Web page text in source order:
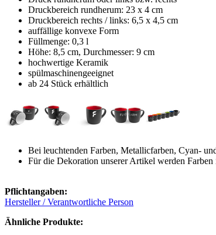
Druckbereich rundherum: 23 x 4 cm
Druckbereich rechts / links: 6,5 x 4,5 cm
auffällige konvexe Form
Füllmenge: 0,3 l
Höhe: 8,5 cm, Durchmesser: 9 cm
hochwertige Keramik
spülmaschinengeeignet
ab 24 Stück erhältlich
Bei leuchtenden Farben, Metallicfarben, Cyan-
Für die Dekoration unserer Artikel werden
Pflichtangaben:
Hersteller / Verantwortliche Person
Ähnliche Produkte: